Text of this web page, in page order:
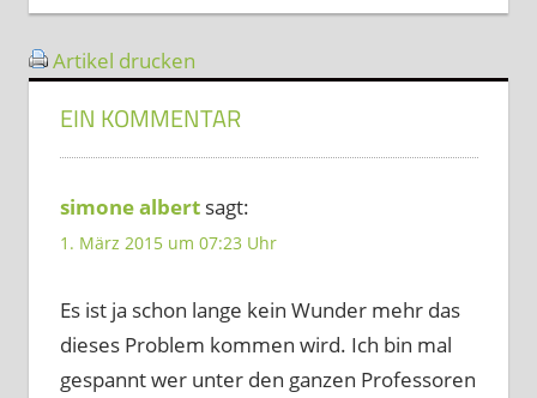
Artikel drucken
EIN KOMMENTAR
simone albert sagt:
1. März 2015 um 07:23 Uhr
Es ist ja schon lange kein Wunder mehr das
dieses Problem kommen wird. Ich bin mal
gespannt wer unter den ganzen Professoren